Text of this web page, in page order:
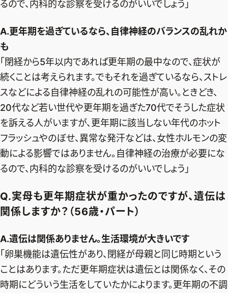
るので、内科的な診察を受けるのがいいでしょう」
A.更年期を過ぎているなら、自律神経のバランスの乱れか
も
「閉経から5年以内であれば更年期の最中なので、症状が
続くことは考えられます。でもそれを過ぎているなら、ストレ
スなどによる自律神経の乱れの可能性が高い。ときどき、
20代など若い世代や更年期を過ぎた70代でそうした症状
を訴える人がいますが、更年期に該当しない年代のホット
フラッシュやのぼせ、異常な発汗などは、女性ホルモンの変
動による影響ではありません。自律神経の治療が必要にな
るので、内科的な診察を受けるのがいいでしょう」
Q.実母も更年期症状が重かったのですが、遺伝は
関係しますか？（56歳・パート）
A.遺伝は関係ありません。生活環境が大きいです
「卵巣機能は遺伝性があり、閉経が母親と同じ時期という
ことはあります。ただ更年期症状は遺伝とは関係なく、その
時期にどういう生活をしていたかによります。更年期の不調